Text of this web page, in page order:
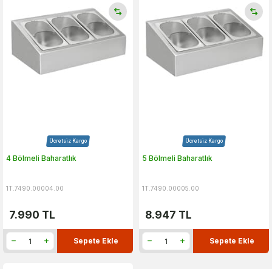
Ücretsiz Kargo
4 Bölmeli Baharatlık
1T.7490.00004.00
7.990 TL
Sepete Ekle
Ücretsiz Kargo
5 Bölmeli Baharatlık
1T.7490.00005.00
8.947 TL
Sepete Ekle